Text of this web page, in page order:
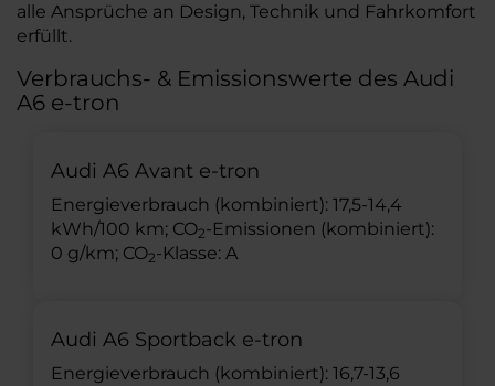
alle Ansprüche an Design, Technik und Fahrkomfort
erfüllt.
Verbrauchs- & Emissionswerte des Audi
A6 e-tron
Audi A6 Avant e-tron
Energieverbrauch (kombiniert): 17,5-14,4
kWh/100 km; CO2-Emissionen (kombiniert):
0 g/km; CO2-Klasse: A
Audi A6 Sportback e-tron
Energieverbrauch (kombiniert): 16,7-13,6